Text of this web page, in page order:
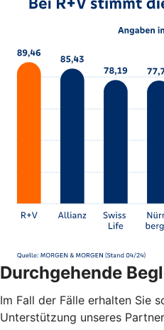
Durchgehende
Im Fall der Fälle erhalten Sie
Unterstützung unseres